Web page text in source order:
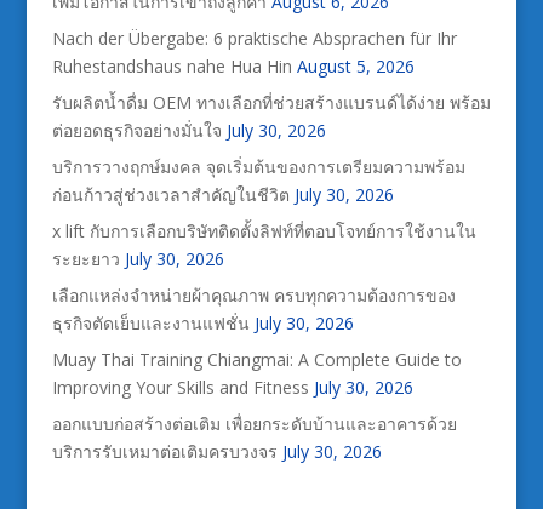
Nach der Übergabe: 6 praktische Absprachen für Ihr
Ruhestandshaus nahe Hua Hin August 5, 2026
รับผลิตน้ำดื่ม OEM ทางเลือกที่ช่วยสร้างแบรนด์ได้ง่าย พร้อม
ต่อยอดธุรกิจอย่างมั่นใจ July 30, 2026
บริการวางฤกษ์มงคล จุดเริ่มต้นของการเตรียมความพร้อม
ก่อนก้าวสู่ช่วงเวลาสำคัญในชีวิต July 30, 2026
x lift กับการเลือกบริษัทติดตั้งลิฟท์ที่ตอบโจทย์การใช้งานใน
ระยะยาว July 30, 2026
เลือกแหล่งจำหน่ายผ้าคุณภาพ ครบทุกความต้องการของ
ธุรกิจตัดเย็บและงานแฟชั่น July 30, 2026
Muay Thai Training Chiangmai: A Complete Guide to
Improving Your Skills and Fitness July 30, 2026
ออกแบบก่อสร้างต่อเติม เพื่อยกระดับบ้านและอาคารด้วย
บริการรับเหมาต่อเติมครบวงจร July 30, 2026